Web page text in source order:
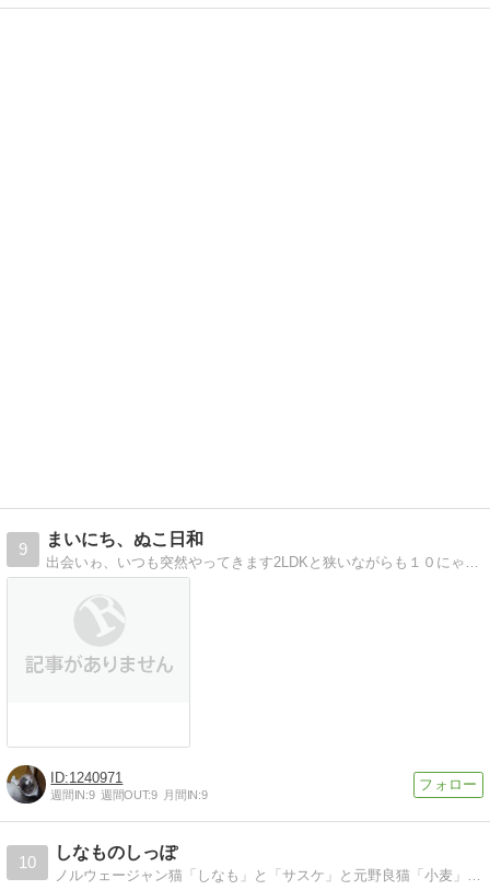
9
まいにち、ぬこ日和
出会いゎ、いつも突然やってきます2LDKと狭いながらも１０にゃん子とのドタバタ日記
1240971
週間IN:9 週間OUT:9 月間IN:9
10
しなものしっぽ
ノルウェージャン猫「しなも」と「サスケ」と元野良猫「小麦」の何気な〜い日常の写真創作日記。クスッとしたり、ほんわかしていただけると嬉しいな♪